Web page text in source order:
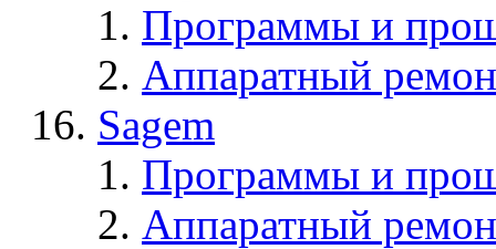
Программы и
Аппаратный
Sagem
Программы и
Аппаратный